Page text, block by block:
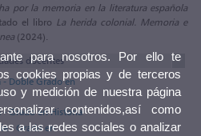
por la memoria en la literatura española
el libro La herida colonial. Memoria e
(2024).
docentes
Doble Grado en
Grado en Historia
- Grado en
para nosotros. Por ello te
cookies propias y de terceros
y medición de nuestra página
contenidos,así como
a las redes sociales o analizar